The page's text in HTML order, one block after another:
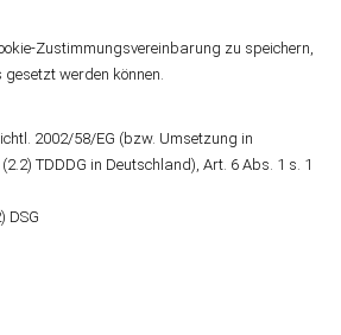
Zustimmungsvereinbarung zu speichern,
werden können.
2002/58/EG (bzw. Umsetzung in
TDDDG in Deutschland), Art. 6 Abs. 1 s. 1
DSG